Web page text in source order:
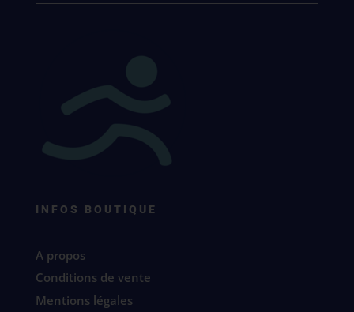
INFOS BOUTIQUE
A propos
Conditions de vente
Mentions légales